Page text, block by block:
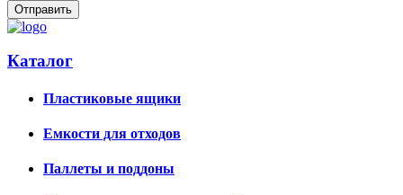
Каталог
Пластиковые ящики
Емкости для отходов
Паллеты и поддоны